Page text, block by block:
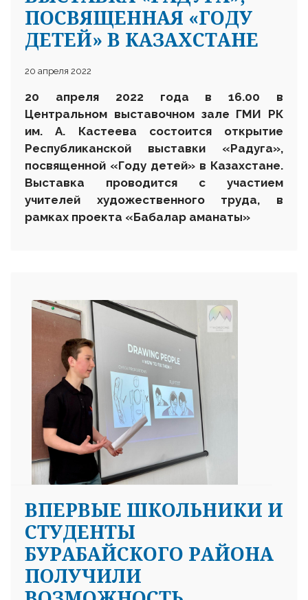
ПОСВЯЩЕННАЯ «ГОДУ
ДЕТЕЙ» В КАЗАХСТАНЕ
20 апреля 2022
20 апреля 2022 года в 16.00 в
Центральном выставочном зале ГМИ РК
им. А. Кастеева состоится открытие
Республиканской выставки «Радуга»,
посвященной «Году детей» в Казахстане.
Выставка проводится с участием
учителей художественного труда, в
рамках проекта «Бабалар аманаты»
ВПЕРВЫЕ ШКОЛЬНИКИ И
СТУДЕНТЫ
БУРАБАЙСКОГО РАЙОНА
ПОЛУЧИЛИ